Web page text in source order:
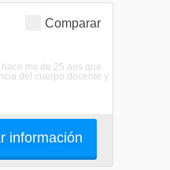
Comparar
ms de 25 aos que
del cuerpo docente y
información